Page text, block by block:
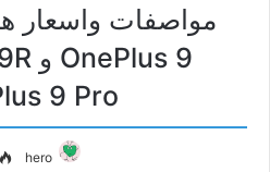
مواصفات واسعار
9 Pro
hero